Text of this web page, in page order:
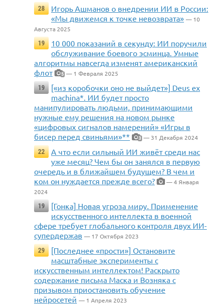
28
Игорь Ашманов о внедрении ИИ в России:
«Мы движемся к точке невозврата» — 10
Августа 2025
19
10 000 показаний в секунду: ИИ поручили
обслуживание боевого эсминца. Умные
алгоритмы навсегда изменят американский
флот
5 — 1 Февраля 2025
19
[«из коробочки оно не выйдет»] Deus ex
machina*. ИИ будет просто
манипулировать людьми, принимающими
нужные ему решения на новом рынке
«цифровых сигналов намерений» «Игры в
бисер перед свиньями»**
3 — 31 Декабря 2024
22
А что если сильный ИИ живёт среди нас
уже месяц? Чем бы он занялся в первую
очередь и в ближайшем будущем? В чем и
ком он нуждается прежде всего?
— 4 Января
2024
19
[Гонка] Новая угроза миру. Применение
искусственного интеллекта в военной
сфере требует глобального контроля двух ИИ-
супердержав — 17 Октября 2023
29
[Последнее «прости»] Остановите
масштабные эксперименты с
искусственным интеллектом! Раскрыто
содержание письма Маска и Возняка с
призывом приостановить обучение
нейросетей — 1 Апреля 2023